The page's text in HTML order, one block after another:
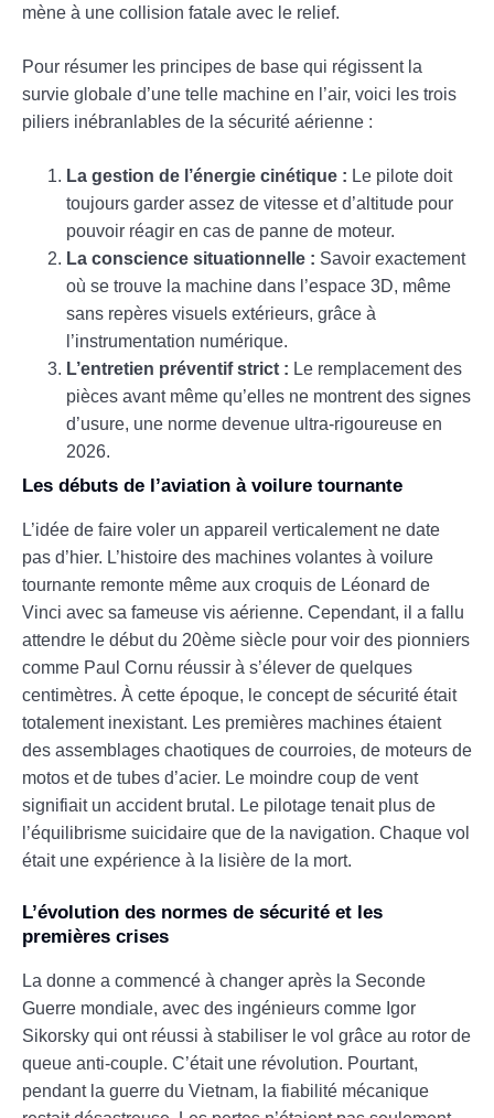
mène à une collision fatale avec le relief.
Pour résumer les principes de base qui régissent la
survie globale d’une telle machine en l’air, voici les trois
piliers inébranlables de la sécurité aérienne :
La gestion de l’énergie cinétique : Le pilote doit
toujours garder assez de vitesse et d’altitude pour
pouvoir réagir en cas de panne de moteur.
La conscience situationnelle : Savoir exactement
où se trouve la machine dans l’espace 3D, même
sans repères visuels extérieurs, grâce à
l’instrumentation numérique.
L’entretien préventif strict : Le remplacement des
pièces avant même qu’elles ne montrent des signes
d’usure, une norme devenue ultra-rigoureuse en
2026.
Les débuts de l’aviation à voilure tournante
L’idée de faire voler un appareil verticalement ne date
pas d’hier. L’histoire des machines volantes à voilure
tournante remonte même aux croquis de Léonard de
Vinci avec sa fameuse vis aérienne. Cependant, il a fallu
attendre le début du 20ème siècle pour voir des pionniers
comme Paul Cornu réussir à s’élever de quelques
centimètres. À cette époque, le concept de sécurité était
totalement inexistant. Les premières machines étaient
des assemblages chaotiques de courroies, de moteurs de
motos et de tubes d’acier. Le moindre coup de vent
signifiait un accident brutal. Le pilotage tenait plus de
l’équilibrisme suicidaire que de la navigation. Chaque vol
était une expérience à la lisière de la mort.
L’évolution des normes de sécurité et les
premières crises
La donne a commencé à changer après la Seconde
Guerre mondiale, avec des ingénieurs comme Igor
Sikorsky qui ont réussi à stabiliser le vol grâce au rotor de
queue anti-couple. C’était une révolution. Pourtant,
pendant la guerre du Vietnam, la fiabilité mécanique